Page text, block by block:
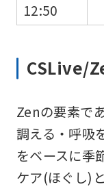
12:50
CSLive/
Zenの要素で
調える・呼吸
をベースに季
ケア(ほぐし)